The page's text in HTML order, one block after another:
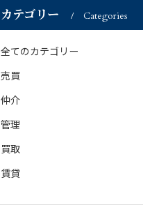
カテゴリー Categories
全てのカテゴリー
売買
仲介
管理
買取
賃貸